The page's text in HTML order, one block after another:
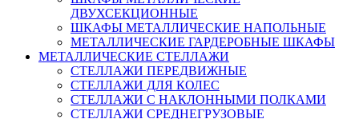
ДВУХСЕКЦИОННЫЕ
ШКАФЫ МЕТАЛЛИЧЕСКИЕ НАПОЛЬНЫЕ
МЕТАЛЛИЧЕСКИЕ ГАРДЕРОБНЫЕ ШКАФЫ
МЕТАЛЛИЧЕСКИЕ СТЕЛЛАЖИ
СТЕЛЛАЖИ ПЕРЕДВИЖНЫЕ
СТЕЛЛАЖИ ДЛЯ КОЛЕС
СТЕЛЛАЖИ С НАКЛОННЫМИ ПОЛКАМИ
СТЕЛЛАЖИ СРЕДНЕГРУЗОВЫЕ